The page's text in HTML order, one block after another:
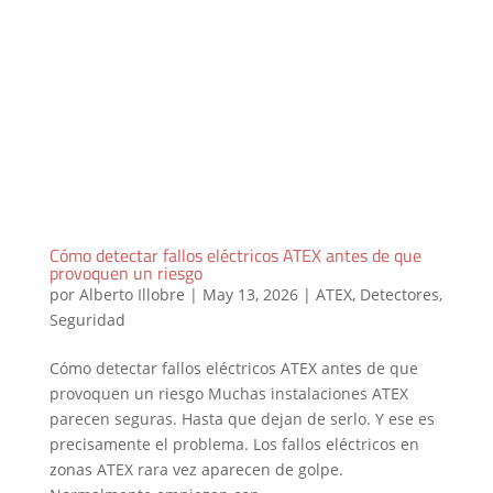
Cómo detectar fallos eléctricos ATEX antes de que
provoquen un riesgo
por Alberto Illobre | May 13, 2026| ATEX, Detectores,
Seguridad
Cómo detectar fallos eléctricos ATEX antes de que
provoquen un riesgo Muchas instalaciones ATEX
parecen seguras. Hasta que dejan de serlo. Y ese es
precisamente el problema. Los fallos eléctricos en
zonas ATEX rara vez aparecen de golpe.